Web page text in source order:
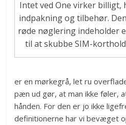
Intet ved One virker billigt,
indpakning og tilbehør.
røde nøglering indeholder
til at skubbe SIM-
er en mørkegrå, let ru
pæn ud gør, at man ikke føler,
hånden. For den er jo ikke
definitionerne har vi bevæget